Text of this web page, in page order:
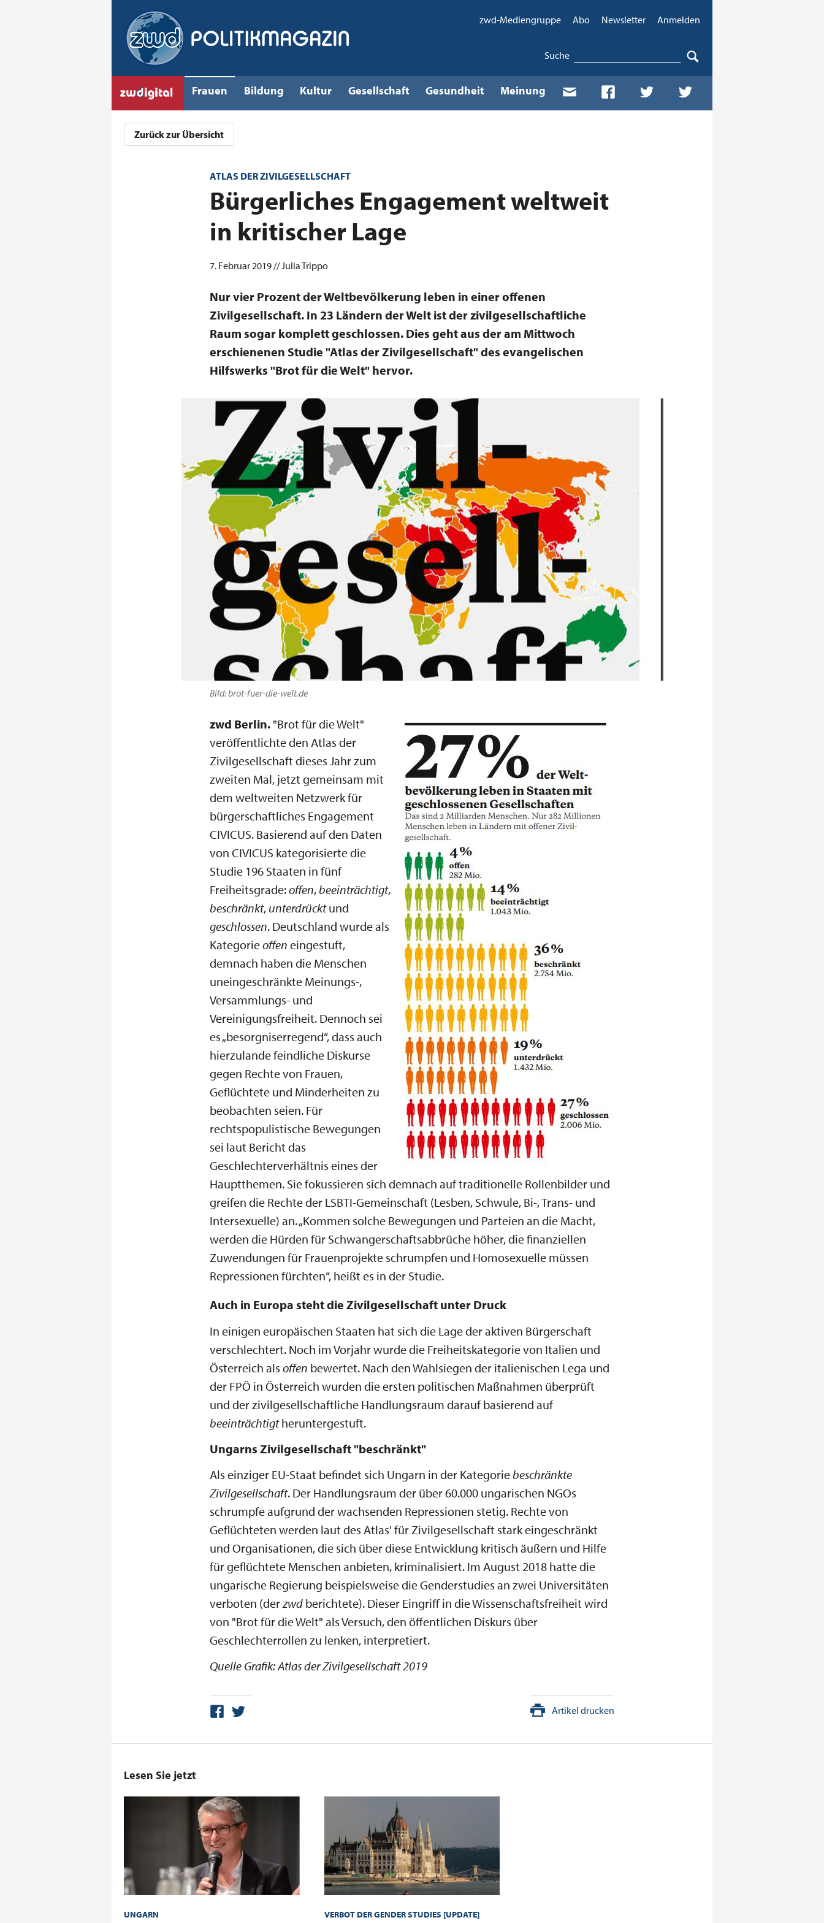
zwd-Mediengruppe Abo Newsletter Anmelden
Suche
Frauen Bildung Kultur Gesellschaft Gesundheit Meinung
Zurück zur Übersicht
ATLAS DER ZIVILGESELLSCHAFT
Bürgerliches Engagement weltweit
in kritischer Lage
7. Februar 2019 // Julia Trippo
Nur vier Prozent der Weltbevölkerung leben in einer offenen
Zivilgesellschaft. In 23 Ländern der Welt ist der zivilgesellschaftliche
Raum sogar komplett geschlossen. Dies geht aus der am Mittwoch
erschienenen Studie "Atlas der Zivilgesellschaft" des evangelischen
Hilfswerks "Brot für die Welt" hervor.
Bild: brot-fuer-die-welt.de
zwd Berlin. "Brot für die Welt"
veröffentlichte den Atlas der
Zivilgesellschaft dieses Jahr zum
zweiten Mal, jetzt gemeinsam mit
dem weltweiten Netzwerk für
bürgerschaftliches Engagement
CIVICUS. Basierend auf den Daten
von CIVICUS kategorisierte die
Studie 196 Staaten in fünf
Freiheitsgrade:offen, beeinträchtigt,
beschränkt, unterdrücktund
geschlossen. Deutschland wurde als
Kategorieoffen eingestuft,
demnach haben die Menschen
uneingeschränkte Meinungs-,
Versammlungs- und
Vereinigungsfreiheit. Dennoch sei
es „besorgniserregend“, dass auch
hierzulande feindliche Diskurse
gegen Rechte von Frauen,
Geflüchtete und Minderheiten zu
beobachten seien. Für
rechtspopulistische Bewegungen
sei laut Bericht das
Geschlechterverhältnis eines der
Hauptthemen. Sie fokussieren sich demnach auf traditionelle Rollenbilder und
greifen die Rechte der LSBTI-Gemeinschaft (Lesben, Schwule, Bi-, Trans- und
Intersexuelle) an. „Kommen solche Bewegungen und Parteien an die Macht,
werden die Hürden für Schwangerschaftsabbrüche höher, die finanziellen
Zuwendungen für Frauenprojekte schrumpfen und Homosexuelle müssen
Repressionen fürchten“, heißt es in der Studie.
Auch in Europa steht die Zivilgesellschaft unter Druck
In einigen europäischen Staaten hat sich die Lage der aktiven Bürgerschaft
verschlechtert. Noch im Vorjahr wurde die Freiheitskategorie von Italien und
Österreich als offen bewertet. Nach den Wahlsiegen der italienischen Lega und
der FPÖ in Österreich wurden die ersten politischen Maßnahmen überprüft
und der zivilgesellschaftliche Handlungsraum darauf basierend auf
beeinträchtigtheruntergestuft.
Ungarns Zivilgesellschaft "beschränkt"
Als einziger EU-Staat befindet sich Ungarn in der Kategorie beschränkte
Zivilgesellschaft. Der Handlungsraum der über 60.000 ungarischen NGOs
schrumpfe aufgrund der wachsenden Repressionen stetig. Rechte von
Geflüchteten werden laut des Atlas' für Zivilgesellschaft stark eingeschränkt
und Organisationen, die sich über diese Entwicklung kritisch äußern und Hilfe
für geflüchtete Menschen anbieten, kriminalisiert. Im August 2018 hatte die
ungarische Regierung beispielsweise die Genderstudies an zwei Universitäten
verboten (derzwd berichtete). Dieser Eingriff in die Wissenschaftsfreiheit wird
von "Brot für die Welt" als Versuch, den öffentlichen Diskurs über
Geschlechterrollen zu lenken, interpretiert.
Quelle Grafik: Atlas der Zivilgesellschaft 2019
Artikel drucken
Lesen Sie jetzt
UNGARN VERBOT DER GENDER STUDIES [UPDATE]